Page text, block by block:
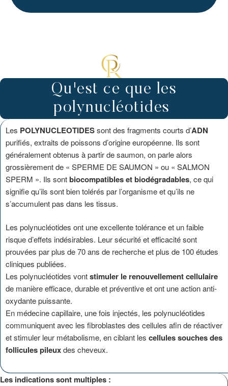
Qu'est ce que les
polynucléotides
Les POLYNUCLEOTIDESsont des fragments courts d’ADN
purifiés, extraits de poissons d’origine européenne. Ils sont
généralement obtenus à partir de saumon, on parle alors
grossièrement de « SPERME DE SAUMON » ou « SALMON
SPERM ». Ils sontbiocompatibles et biodégradables, ce qui
signifie qu’ils sont bien tolérés par l’organisme et qu’ils ne
s’accumulent pas dans les tissus.
Les polynucléotides ont une excellente tolérance et un faible
risque d’effets indésirables. Leur sécurité et efficacité sont
prouvées par plus de 70 ans de recherche et plus de 100 études
cliniques publiées.
Les polynucléotides vontstimuler le renouvellement cellulaire
de manière efficace, durable et préventive et ont une action anti-
oxydante puissante.
En médecine capillaire, une fois injectés, les polynucléotides
communiquent avec les fibroblastes des cellules afin de réactiver
et stimuler leur métabolisme, en ciblant les cellules souchesdes
follicules pileuxdes cheveux.
Les indications sont multiples :